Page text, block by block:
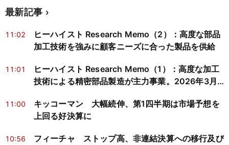
最新記事
11:02
ヒーハイスト Research Memo（2）：高度な部品
加工技術を強みに顧客ニーズに合った製品を供給
11:01
ヒーハイスト Research Memo（1）：高度な加工
技術による精密部品製造が主力事業。2026年3月
11:00
キッコーマン 大幅続伸、第1四半期は市場予想を
上回る好決算に
10:56
フィーチャ ストップ高、非連結決算への移行及び